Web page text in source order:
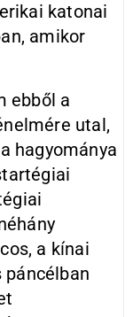
katonai
amikor
ebből a
utal,
hagyománya
a kínai